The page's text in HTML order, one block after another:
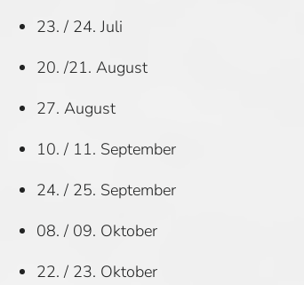
23. / 24. Juli
20. /21. August
27. August
10. / 11. September
24. / 25. September
08. / 09. Oktober
22. / 23. Oktober